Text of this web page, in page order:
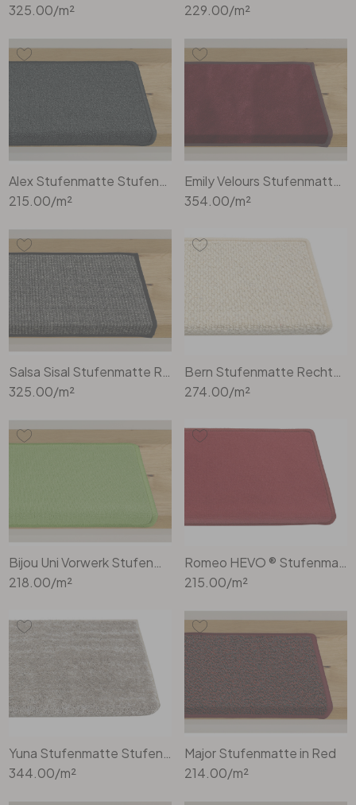
Büro
Bad
Eingangsbereich
325.00/m²
229.00/m²
215.00/m²
354.00/m²
325.00/m²
274.00/m²
218.00/m²
215.00/m²
344.00/m²
Major Stufenmatte in Red
214.00/m²